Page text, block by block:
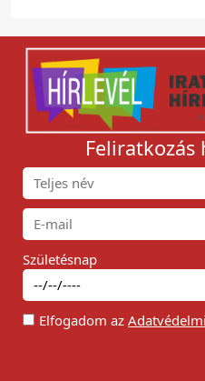
Születésnap
Elfogadom az